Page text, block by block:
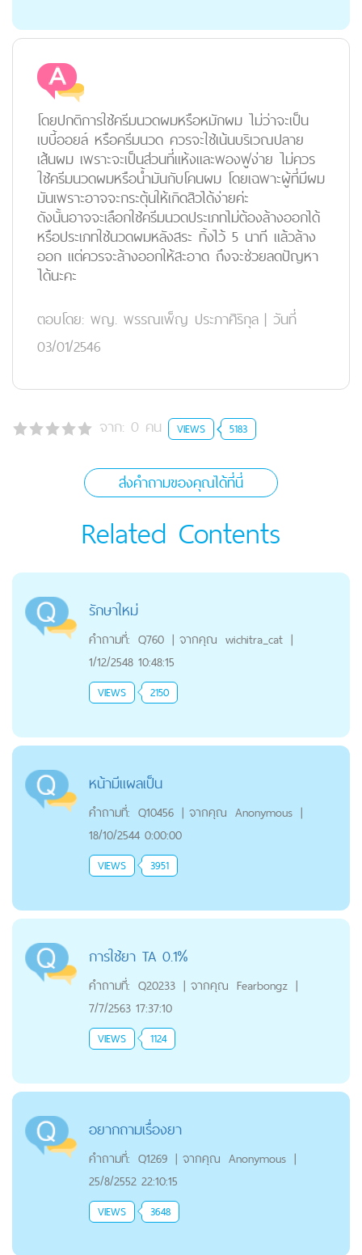
โดยปกติการใช้ครีมนวดผมหรือหมักผม ไม่ว่าจะเป็น
เบบี้ออยล์ หรือครีมนวด ควรจะใช้เน้นบริเวณปลาย
เส้นผม เพราะจะเป็นส่วนที่แห้งและพองฟูง่าย ไม่ควร
ใช้ครีมนวดผมหรือน้ำมันกับโคนผม โดยเฉพาะผู้ที่มีผม
มันเพราะอาจจะกระตุ้นให้เกิดสิวได้ง่ายค่ะ
ดังนั้นอาจจะเลือกใช้ครีมนวดประเภทไม่ต้องล้างออกได้
หรือประเภทใช้นวดผมหลังสระ ทิ้งไว้ 5 นาที แล้วล้าง
ออก แต่ควรจะล้างออกให้สะอาด ถึงจะช่วยลดปัญหา
ได้นะคะ
ตอบโดย: พญ. พรรณเพ็ญ ประภาศิริกุล | วันที่
03/01/2546
จาก: 0 คน VIEWS 5183
ส่งคำถามของคุณได้ที่นี่
Related Contents
รักษาใหม่
คำถามที่: Q760 | จากคุณ wichitra_cat |
1/12/2548 10:48:15
VIEWS 2150
หน้ามีแผลเป็น
คำถามที่: Q10456 | จากคุณ Anonymous |
18/10/2544 0:00:00
VIEWS 3951
การใช้ยา TA 0.1%
คำถามที่: Q20233 | จากคุณ Fearbongz |
7/7/2563 17:37:10
VIEWS 1124
อยากถามเรื่องยา
คำถามที่: Q1269 | จากคุณ Anonymous |
25/8/2552 22:10:15
VIEWS 3648